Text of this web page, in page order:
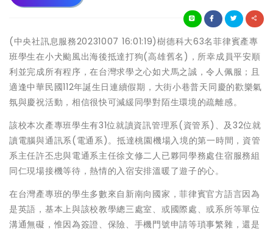
(中央社訊息服務20231007 16:01:19)樹德科大63名菲律賓產專
班學生在小犬颱風出海後抵達打狗(高雄舊名)，所幸成員平安順
利並完成所有程序，在台灣求學之心如犬馬之誠，令人佩服；且
適逢中華民國112年誕生日連續假期，大街小巷普天同慶的歡樂氣
氛與慶祝活動，相信很快可減緩同學對陌生環境的疏離感。
該校本次產專班學生有31位就讀資訊管理系(資管系)、及32位就
讀電腦與通訊系(電通系)。抵達桃園機場入境的第一時間，資管
系主任許丕忠與電通系主任徐文修二人已夥同學務處住宿服務組
同仁現場接機等待，熱情的入宿安排溫暖了遊子的心。
在台灣產專班的學生多數來自新南向國家，菲律賓官方語言因為
是英語，基本上與該校教學總三處室、或國際處、或系所等單位
溝通無礙，惟因為簽證、保險、手機門號申請等瑣事繁雜，還是